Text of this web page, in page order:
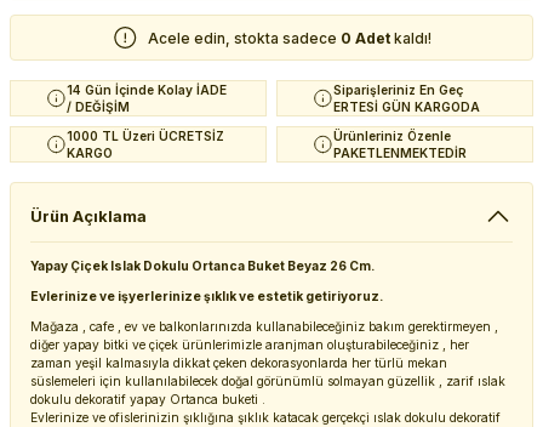
Acele edin, stokta sadece 0 Adet kaldı!
14 Gün İçinde Kolay İADE
/ DEĞİŞİM
Siparişleriniz En Geç
ERTESİ GÜN KARGODA
1000 TL Üzeri ÜCRETSİZ
KARGO
Ürünleriniz Özenle
PAKETLENMEKTEDİR
Ürün Açıklama
Yapay Çiçek Islak Dokulu Ortanca Buket Beyaz 26 Cm.
Evlerinize ve işyerlerinize şıklık ve estetik getiriyoruz.
Mağaza , cafe , ev ve balkonlarınızda kullanabileceğiniz bakım gerektirmeyen ,
diğer yapay bitki ve çiçek ürünlerimizle aranjman oluşturabileceğiniz , her
zaman yeşil kalmasıyla dikkat çeken dekorasyonlarda her türlü mekan
süslemeleri için kullanılabilecek doğal görünümlü solmayan güzellik , zarif ıslak
dokulu dekoratif yapay Ortanca buketi .
Evlerinize ve ofislerinizin şıklığına şıklık katacak gerçekçi ıslak dokulu dekoratif